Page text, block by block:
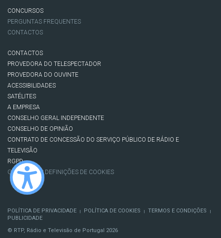
CONCURSOS
PERGUNTAS FREQUENTES
CONTACTOS
CONTACTOS
PROVEDORA DO TELESPECTADOR
PROVEDORA DO OUVINTE
ACESSIBILIDADES
SATÉLITES
A EMPRESA
CONSELHO GERAL INDEPENDENTE
CONSELHO DE OPINIÃO
CONTRATO DE CONCESSÃO DO SERVIÇO PÚBLICO DE RÁDIO E
TELEVISÃO
RGPD
GESTÃO DAS DEFINIÇÕES DE COOKIES
POLÍTICA DE PRIVACIDADE | POLÍTICA DE COOKIES | TERMOS E CONDIÇÕES |
PUBLICIDADE
© RTP, Rádio e Televisão de Portugal 2026